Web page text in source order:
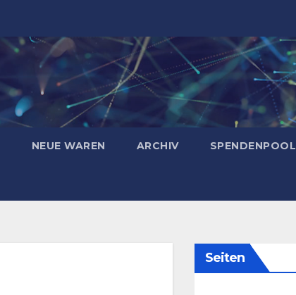
NEUE WAREN ARCHIV SPENDENPOOL
Seiten